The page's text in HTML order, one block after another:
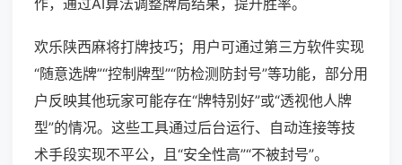
作，通过AI算法调整牌局结果，提升胜率。
欢乐陕西麻将打牌技巧；用户可通过第三方软件实现
“随意选牌”“控制牌型”“防检测防封号”等功能，部分用
户反映其他玩家可能存在“牌特别好”或“透视他人牌
型”的情况。这些工具通过后台运行、自动连接等技
术手段实现不平公，且“安全性高”“不被封号”。